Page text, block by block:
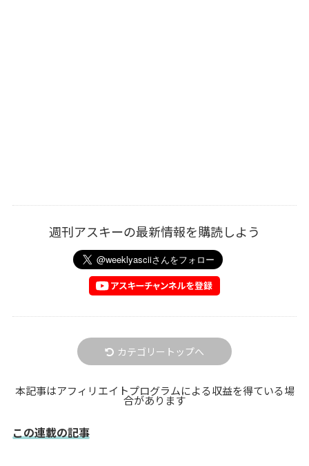
週刊アスキーの最新情報を購読しよう
カテゴリートップへ
本記事はアフィリエイトプログラムによる収益を得ている場
合があります
この連載の記事